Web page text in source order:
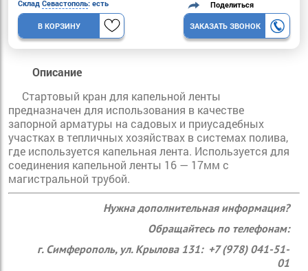
Склад Севастополь: есть
В КОРЗИНУ
Поделиться
ЗАКАЗАТЬ ЗВОНОК
Описание
Стартовый кран для капельной ленты
предназначен для использования в качестве
запорной арматуры на садовых и приусадебных
участках в тепличных хозяйствах в системах полива,
где используется капельная лента. Используется для
соединения капельной ленты 16 — 17мм с
магистральной трубой.
Нужна дополнительная информация?
Обращайтесь по телефонам:
г. Симферополь, ул. Крылова 131: +7 (978) 041-51-
01